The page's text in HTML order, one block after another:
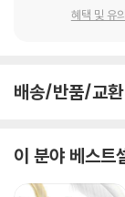
에서 서방 진영의
소설은 빅 브라더로
혜택 및 유
배송/반품/교
이 분야 베스트